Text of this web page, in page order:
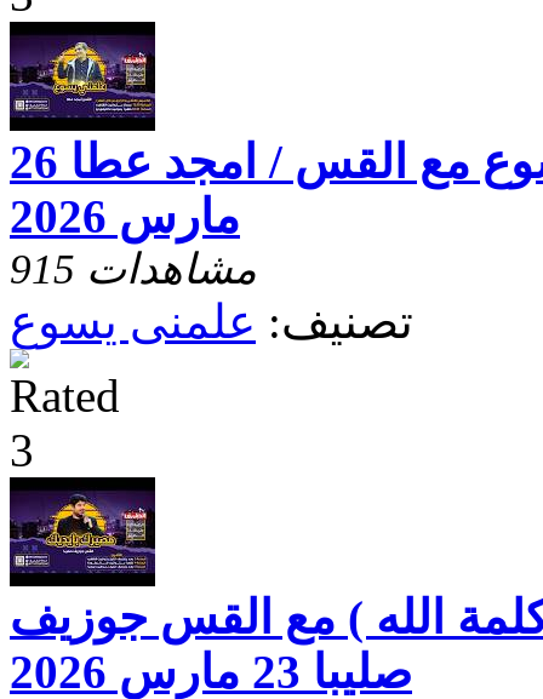
برنامج علمنى يسوع مع القس / امجد عطا 26
مارس 2026
915 مشاهدات
تصنيف: علمنى يسوع
الله ) مع القس جوزيف
صليبا 23 مارس 2026